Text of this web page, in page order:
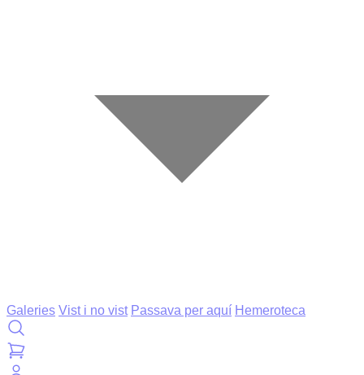
Galeries Vist i no vist Passava per aquí Hemeroteca